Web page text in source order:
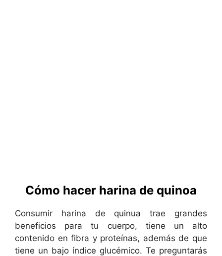
Cómo hacer harina de quinoa
Consumir harina de quinua trae grandes
beneficios para tu cuerpo, tiene un alto
contenido en fibra y proteínas, además de que
tiene un bajo índice glucémico. Te preguntarás